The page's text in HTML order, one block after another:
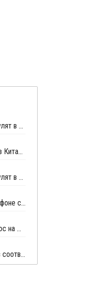
Китайские цены на бутылочный ПЭТ-гранулят в июле демонстрировали сильную волатильность
Индия проверит на демпинг ПЭТ-пленку из Китая, Сингапура, Таиланда и ОАЭ
Цены на китайский бутылочный ПЭТ-гранулят в июне сначала выросли, а затем резко снизились
В мае импорт МЭГ в Китай сократился на фоне снижения поставок из Саудовской Аравии
Экспорт продукции химпрома из КНР вырос на фоне конфликта на Ближнем Востоке
США начинают торговые расследования в соответствии со статьей 301 в отношении 16 стран, включая ЕС и Китай